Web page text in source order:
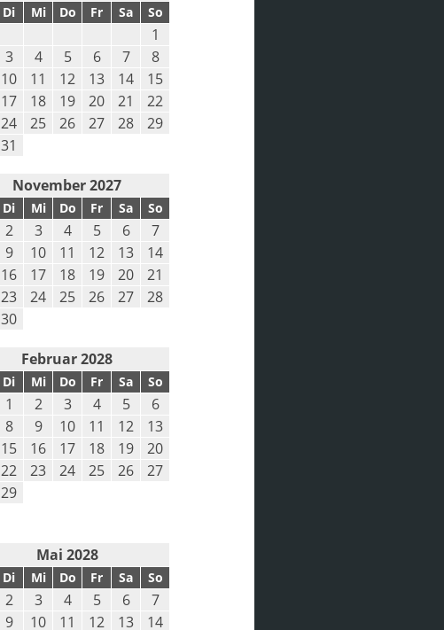
Di Mi Do Fr Sa So
1
3 4 5 6 7
8
10 11 12 13 14
15
17 18 19 20 21
22
24 25 26 27 28
29
31
November 2027
Di Mi Do Fr Sa So
2 3 4 5 6
7
9 10 11 12 13
14
16 17 18 19 20
21
23 24 25 26 27
28
30
Februar 2028
Di Mi Do Fr Sa So
1 2 3 4 5
6
8 9 10 11 12
13
15 16 17 18 19
20
22 23 24 25 26
27
29
Mai 2028
Di Mi Do Fr Sa So
2 3 4 5 6
7
9 10 11 12 13 14